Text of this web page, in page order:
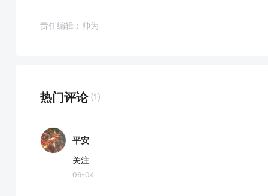
责任编辑：帅为
热门评论 (1)
平安
关注
06-04